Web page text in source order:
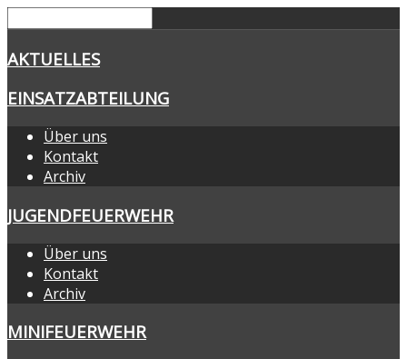
AKTUELLES
EINSATZABTEILUNG
Über uns
Kontakt
Archiv
JUGENDFEUERWEHR
Über uns
Kontakt
Archiv
MINIFEUERWEHR